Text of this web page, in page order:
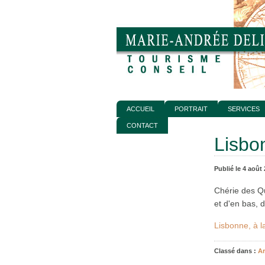
ACCUEIL PORTRAIT SERVICES
CONTACT
Publié le 4 août
Chérie des
et d'en bas,
Lisbonne, à
Classé dans :